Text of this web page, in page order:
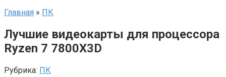
Главная » ПК
Лучшие видеокарты для процессора
Ryzen 7 7800X3D
Рубрика: ПК